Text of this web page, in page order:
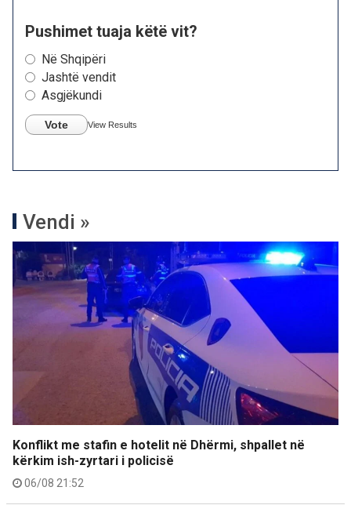
Pushimet tuaja këtë vit?
Në Shqipëri
Jashtë vendit
Asgjëkundi
Vote View Results
Vendi »
Konflikt me stafin e hotelit në Dhërmi, shpallet në
kërkim ish-zyrtari i policisë
06/08 21:52